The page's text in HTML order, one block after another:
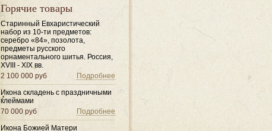
Горячие товары
Старинный Евхаристический
набор из 10-ти предметов:
серебро «84», позолота,
предметы русского
орнаментального шитья. Россия,
XVIII - XIX вв.
Подробнее
2 100 000 руб
Икона складень с праздничными
клеймами
Подробнее
70 000 руб
Икона Божией Матери